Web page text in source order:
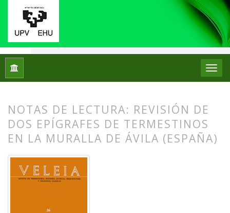
Inicio Núm. 26 (2009): Puesta en escena y
NOTAS DE LECTURA: REVISIÓN DE
DOS EPÍGRAFES DE TERMESTINOS
EN LA MURALLA DE ÁVILA (ESPAÑA)